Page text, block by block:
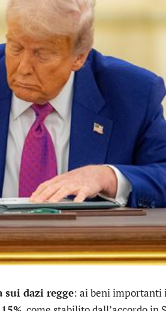
sui dazi regge: ai beni importanti